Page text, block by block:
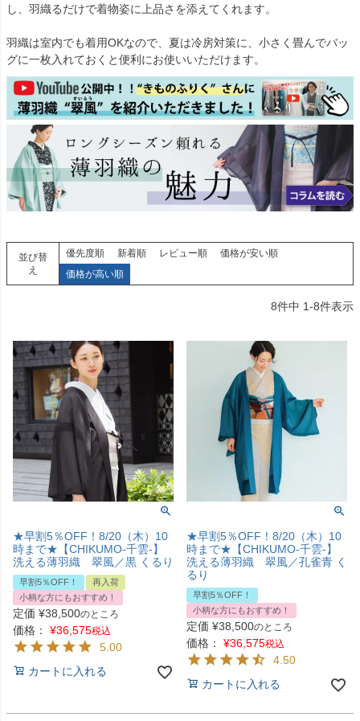
し、羽織るだけで着物姿に上品さを添えてくれます。
羽織は室内でも着用OKなので、夏は冷房対策に、小さく畳んでバッ
グに一枚入れておくと便利にお使いいただけます。
並び替
え
優先度順 新着順 レビュー順
価格が安い順
価格が高い順
8件中 1-8件表示
★早割5％OFF！8/20（木）10
時まで★【CHIKUMO-千雲-】
洗える薄羽織 翠風／黒 くるり
早割5％OFF！
再入荷
小柄な方にもおすすめ！
定価 ¥38,500のところ
価格： ¥36,575税込
5.00
カートに入れる
★早割5％OFF！8/20（木）10
時まで★【CHIKUMO-千雲-】
洗える薄羽織 翠風／孔雀青 く
るり
早割5％OFF！
小柄な方にもおすすめ！
定価 ¥38,500のところ
価格： ¥36,575税込
4.50
カートに入れる